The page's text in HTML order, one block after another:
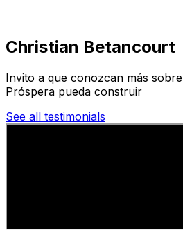
Christian Betancourt
Invito a que conozcan más
Próspera pueda construir
See all testimonials